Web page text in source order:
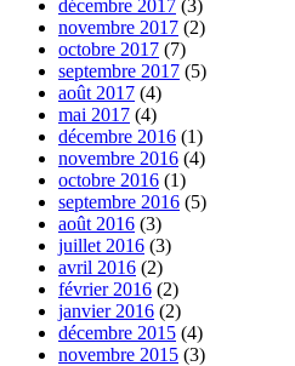
décembre 2017 (3)
novembre 2017 (2)
octobre 2017 (7)
septembre 2017 (5)
août 2017 (4)
mai 2017 (4)
décembre 2016 (1)
novembre 2016 (4)
octobre 2016 (1)
septembre 2016 (5)
août 2016 (3)
juillet 2016 (3)
avril 2016 (2)
février 2016 (2)
janvier 2016 (2)
décembre 2015 (4)
novembre 2015 (3)